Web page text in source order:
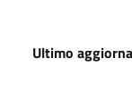
Ultimo